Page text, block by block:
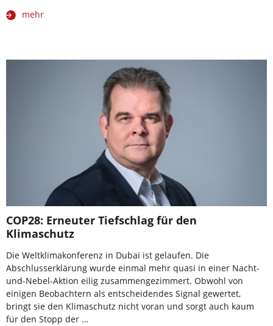
mehr
COP28: Erneuter Tiefschlag für den
Klimaschutz
Die Weltklimakonferenz in Dubai ist gelaufen. Die
Abschlusserklärung wurde einmal mehr quasi in einer Nacht-
und-Nebel-Aktion eilig zusammengezimmert. Obwohl von
einigen Beobachtern als entscheidendes Signal gewertet,
bringt sie den Klimaschutz nicht voran und sorgt auch kaum
für den Stopp der …